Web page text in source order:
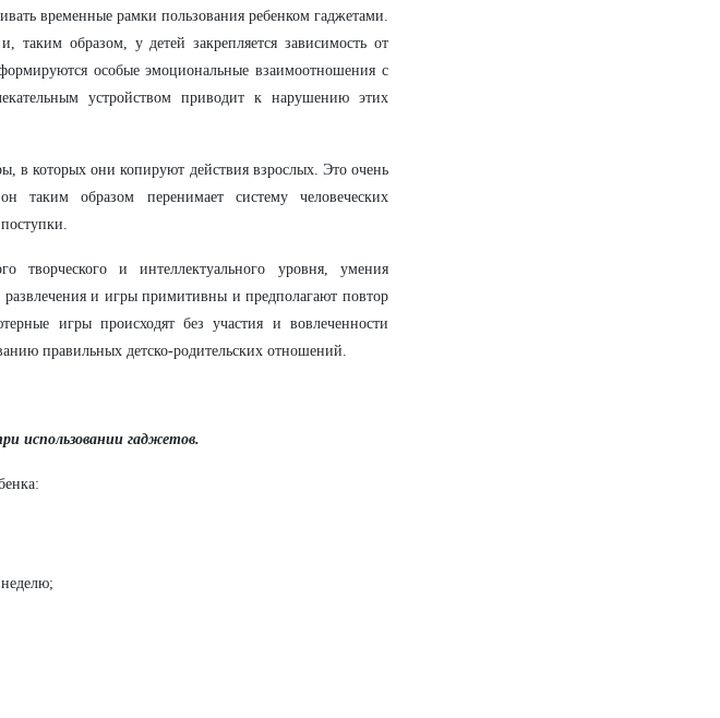
временные рамки пользования ребенком гаджетами.
таким образом, у детей закрепляется зависимость от
особые эмоциональные взаимоотношения с
устройством приводит к нарушению этих
в которых они копируют действия взрослых. Это очень
таким образом перенимает систему человеческих
творческого и интеллектуального уровня, умения
развлечения и игры примитивны и предполагают повтор
игры происходят без участия и вовлеченности
правильных детско-родительских отношений.
использовании гаджетов.